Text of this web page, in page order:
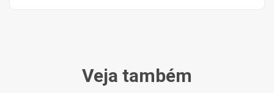
Veja também